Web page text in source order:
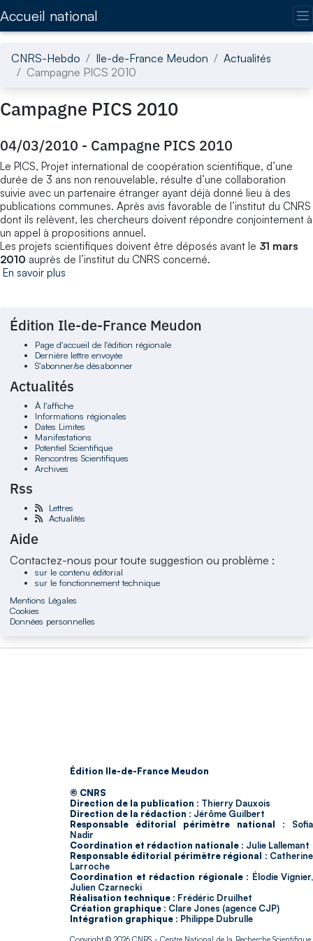
Accueil national
CNRS-Hebdo Ile-de-France Meudon
Actualités
Campagne PICS 2010
Campagne PICS 2010
04/03/2010 - Campagne PICS 2010
Le PICS, Projet international de coopération scientifique, d’une
durée de 3 ans non renouvelable, résulte d’une collaboration
suivie avec un partenaire étranger ayant déjà donné lieu à des
publications communes. Après avis favorable de l’institut du CNRS
dont ils relèvent, les chercheurs doivent répondre conjointement à
un appel à propositions annuel.
Les projets scientifiques doivent être déposés avant le 31 mars
2010 auprès de l’institut du CNRS concerné.
En savoir plus
Édition Ile-de-France Meudon
Page d'accueil de l'édition régionale
Dernière lettre envoyée
S'abonner/se désabonner
Actualités
À l'affiche
Informations régionales
Dates Limites
Manifestations
Potentiel Scientifique
Rencontres Scientifiques
Archives
Rss
Lettres
Actualités
Aide
Contactez-nous pour toute suggestion ou problème :
sur le contenu éditorial
sur le fonctionnement technique
Mentions Légales
Cookies
Données personnelles
Édition Ile-de-France Meudon
© CNRS
Direction de la publication : Thierry Dauxois
Direction de la rédaction : Jérôme Guilbert
Responsable éditorial périmètre national : Sofia
Nadir
Coordination et rédaction nationale : Julie Lallemant
Responsable éditorial périmètre régional : Catherine
Larroche
Coordination et rédaction régionale : Élodie Vignier,
Julien Czarnecki
Réalisation technique : Frédéric Druilhet
Création graphique : Clare Jones (agence CJP)
Intégration graphique : Philippe Dubrulle